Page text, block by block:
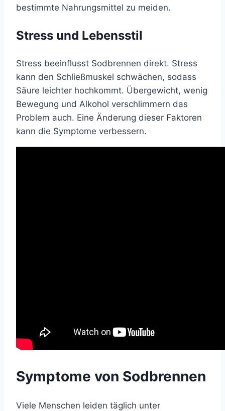
bestimmte Nahrungsmittel zu meiden.
Stress und Lebensstil
Stress beeinflusst Sodbrennen direkt. Stress
kann den Schließmuskel schwächen, sodass
Säure leichter hochkommt. Übergewicht, wenig
Bewegung und Alkohol verschlimmern das
Problem auch. Eine Änderung dieser Faktoren
kann die Symptome verbessern.
Symptome von Sodbrennen
Viele Menschen leiden täglich unter